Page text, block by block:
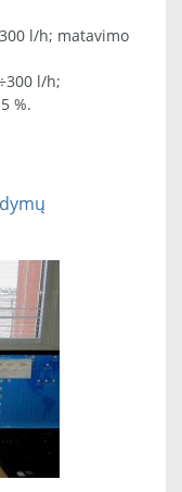
l/h; matavimo
l/h;
%.